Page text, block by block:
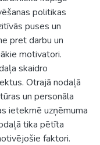
politikas
puses un
pret darbu un
motivatori.
skaidro
Otrajā nodaļā
un personāla
ietekmē uzņēmuma
tika pētīta
faktori.